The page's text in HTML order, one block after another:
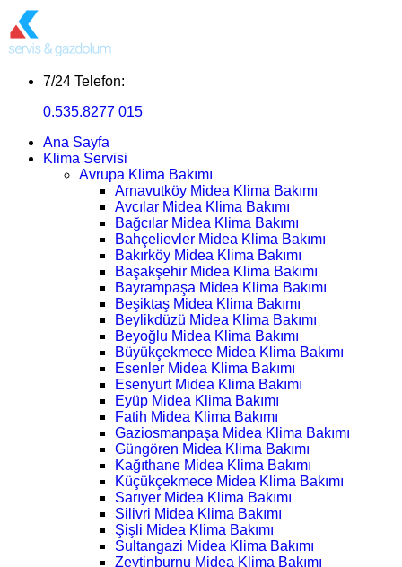
7/24 Telefon:
0.535.8277 015
Ana Sayfa
Klima Servisi
Avrupa Klima Bakımı
Arnavutköy Midea Klima Bakımı
Avcılar Midea Klima Bakımı
Bağcılar Midea Klima Bakımı
Bahçelievler Midea Klima Bakımı
Bakırköy Midea Klima Bakımı
Başakşehir Midea Klima Bakımı
Bayrampaşa Midea Klima Bakımı
Beşiktaş Midea Klima Bakımı
Beylikdüzü Midea Klima Bakımı
Beyoğlu Midea Klima Bakımı
Büyükçekmece Midea Klima Bakımı
Esenler Midea Klima Bakımı
Esenyurt Midea Klima Bakımı
Eyüp Midea Klima Bakımı
Fatih Midea Klima Bakımı
Gaziosmanpaşa Midea Klima Bakımı
Güngören Midea Klima Bakımı
Kağıthane Midea Klima Bakımı
Küçükçekmece Midea Klima Bakımı
Sarıyer Midea Klima Bakımı
Silivri Midea Klima Bakımı
Şişli Midea Klima Bakımı
Sultangazi Midea Klima Bakımı
Zeytinburnu Midea Klima Bakımı